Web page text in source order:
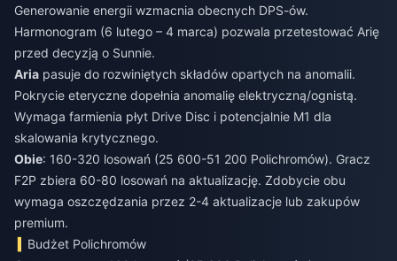
Generowanie energii wzmacnia obecnych DPS-ów.
Harmonogram (6 lutego – 4 marca) pozwala przetestować Arię
przed decyzją o Sunnie.
Aria pasuje do rozwiniętych składów opartych na anomalii.
Pokrycie eteryczne dopełnia anomalię elektryczną/ognistą.
Wymaga farmienia płyt Drive Disc i potencjalnie M1 dla
skalowania krytycznego.
Obie: 160-320 losowań (25 600-51 200 Polichromów). Gracz
F2P zbiera 60-80 losowań na aktualizację. Zdobycie obu
wymaga oszczędzania przez 2-4 aktualizacje lub zakupów
premium.
Budżet Polichromów